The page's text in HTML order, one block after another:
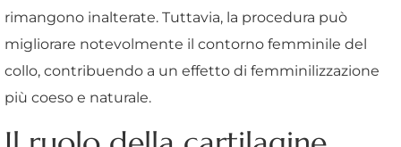
rimangono inalterate. Tuttavia, la procedura può
migliorare notevolmente il contorno femminile del
collo, contribuendo a un effetto di femminilizzazione
più coeso e naturale.